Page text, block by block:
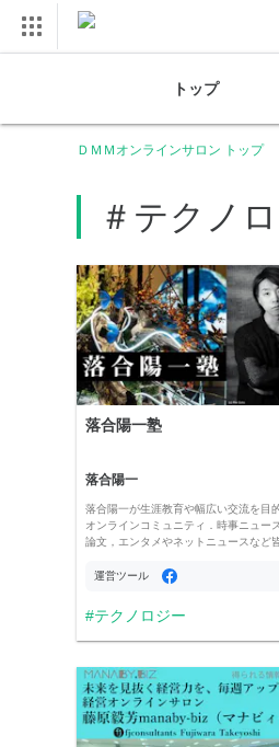
トップ
ＤＭＭオンラインサロン トップ
＃テクノ
落合陽一塾
落合陽一
落合陽一が生涯教育や幅広い交流を目
オンラインコミュニティ．時事ニュー
論文，エンタメやネットニュースなど
運営ツール
テクノロジー